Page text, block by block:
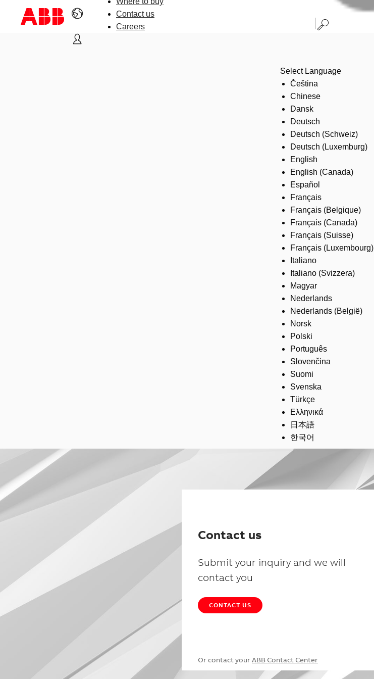
Contact us
Careers
Select Language
Čeština
Chinese
Dansk
Deutsch
Deutsch (Schweiz)
Deutsch (Luxemburg)
English
English (Canada)
Español
Français
Français (Belgique)
Français (Canada)
Français (Suisse)
Français (Luxembourg)
Italiano
Italiano (Svizzera)
Magyar
Nederlands
Nederlands (België)
Norsk
Polski
Português
Slovenčina
Suomi
Svenska
Türkçe
Ελληνικά
日本語
한국어
Contact us
Submit your inquiry and we will
contact you
CONTACT US
Or contact your ABB Contact Center